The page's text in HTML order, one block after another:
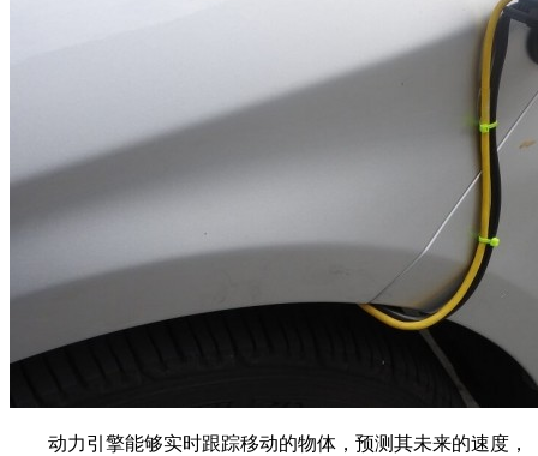
动力引擎能够实时跟踪移动的物体，预测其未来的速度，